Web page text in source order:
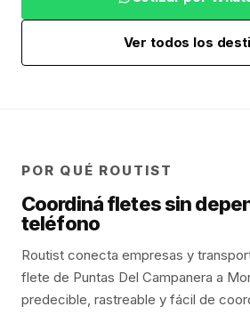
Ver todos los
POR QUÉ ROUTIST
Coordiná fletes sin
teléfono
Routist conecta empresas y
flete de Puntas Del Campanera a
predecible, rastreable y fácil de